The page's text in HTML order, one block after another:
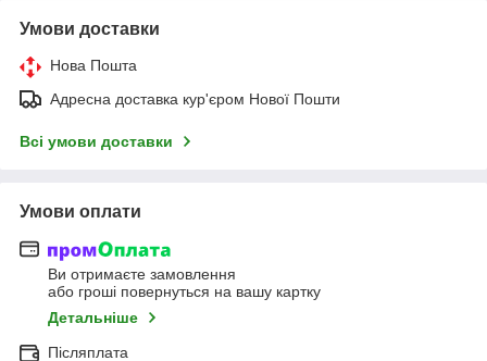
Умови доставки
Нова Пошта
Адресна доставка кур'єром Нової Пошти
Всі умови доставки
Умови оплати
Ви отримаєте замовлення
або гроші повернуться на вашу картку
Детальніше
Післяплата